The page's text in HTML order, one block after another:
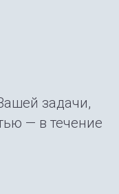
задачи,
— в течение